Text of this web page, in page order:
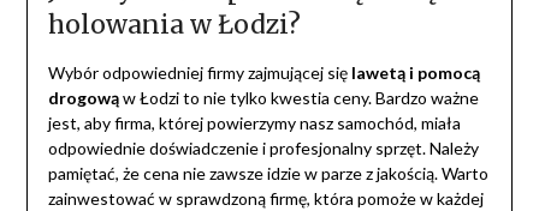
holowania w Łodzi?
Wybór odpowiedniej firmy zajmującej się lawetą i pomocą
drogowąw Łodzi to nie tylko kwestia ceny. Bardzo ważne
jest, aby firma, której powierzymy nasz samochód, miała
odpowiednie doświadczenie i profesjonalny sprzęt. Należy
pamiętać, że cena nie zawsze idzie w parze z jakością. Warto
zainwestować w sprawdzoną firmę, która pomoże w każdej